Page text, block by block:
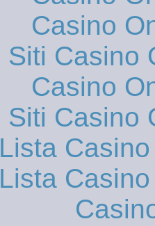
Casino
Siti Casino
Casino
Siti Casino
Lista
Lista